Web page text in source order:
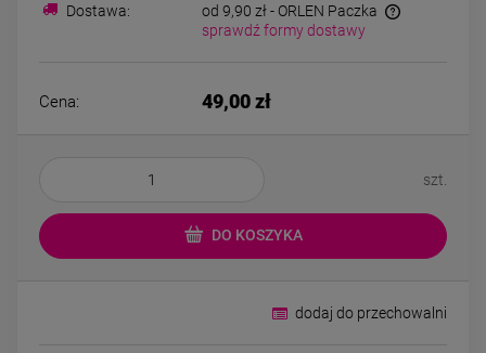
Dostawa:
od 9,90 zł - ORLEN Paczka
sprawdź formy dostawy
Cena: 49,00 zł
szt.
DO KOSZYKA
dodaj do przechowalni